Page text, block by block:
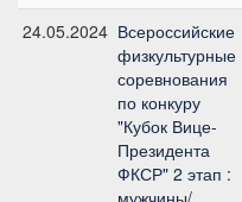
24.05.2024 Всероссийские
физкультурные
соревнования
по конкуру
"Кубок Вице-
Президента
ФКСР" 2 этап :
мужчины/